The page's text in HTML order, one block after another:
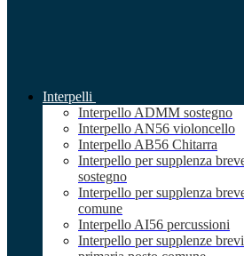
Interpelli
Interpello ADMM sostegno
Interpello AN56 violoncello
Interpello AB56 Chitarra
Interpello per supplenza
sostegno
Interpello per supplenza
comune
Interpello AI56 percussioni
Interpello per supplenze